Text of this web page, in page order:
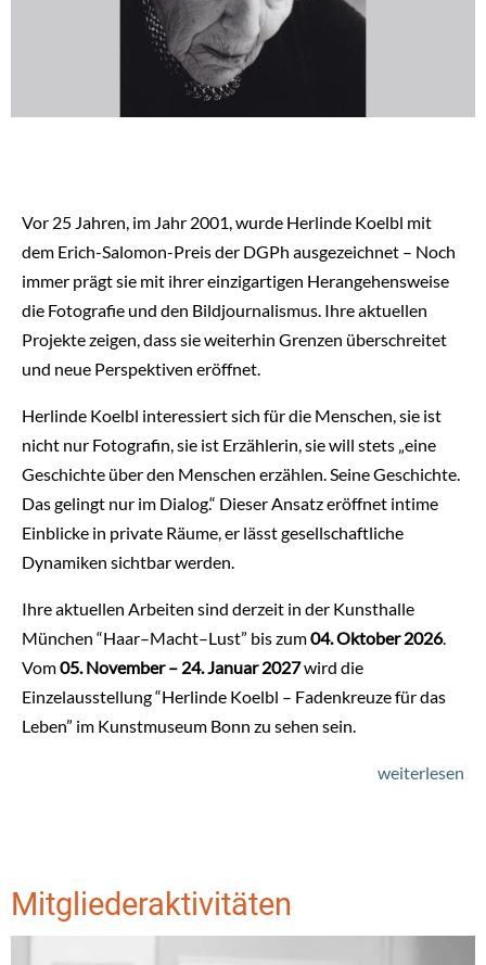
Vor 25 Jahren, im Jahr 2001, wurde Herlinde Koelbl mit
dem Erich-Salomon-Preis der DGPh ausgezeichnet – Noch
immer prägt sie mit ihrer einzigartigen Herangehensweise
die Fotografie und den Bildjournalismus. Ihre aktuellen
Projekte zeigen, dass sie weiterhin Grenzen überschreitet
und neue Perspektiven eröffnet.
Herlinde Koelbl interessiert sich für die Menschen, sie ist
nicht nur Fotografin, sie ist Erzählerin, sie will stets „eine
Geschichte über den Menschen erzählen. Seine Geschichte.
Das gelingt nur im Dialog.“ Dieser Ansatz eröffnet intime
Einblicke in private Räume, er lässt gesellschaftliche
Dynamiken sichtbar werden.
Ihre aktuellen Arbeiten sind derzeit in der Kunsthalle
München “Haar–Macht–Lust” bis zum04. Oktober 2026.
Vom05. November – 24. Januar 2027wird die
Einzelausstellung “Herlinde Koelbl – Fadenkreuze für das
Leben” im Kunstmuseum Bonn zu sehen sein.
weiterlesen
Mitgliederaktivitäten